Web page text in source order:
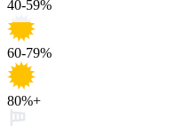
40-59%
60-79%
80%+